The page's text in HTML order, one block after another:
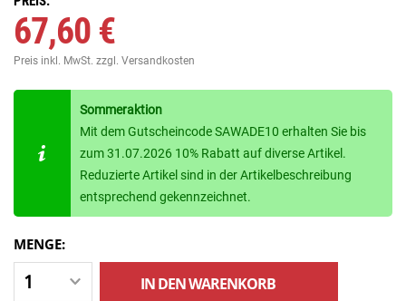
67,60 €
Preis inkl. MwSt. zzgl. Versandkosten
Sommeraktion
Mit dem Gutscheincode SAWADE10 erhalten Sie bis
zum 31.07.2026 10% Rabatt auf diverse Artikel.
Reduzierte Artikel sind in der Artikelbeschreibung
entsprechend gekennzeichnet.
MENGE:
IN DENWARENKORB